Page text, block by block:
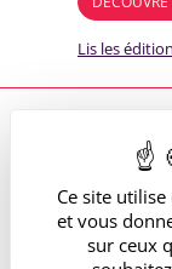
Lis les
13 route de St Victor
42170 St Just St
+33 (6) 61 35 62 22
hello@marie-
Ce site
et vous
sur ceux